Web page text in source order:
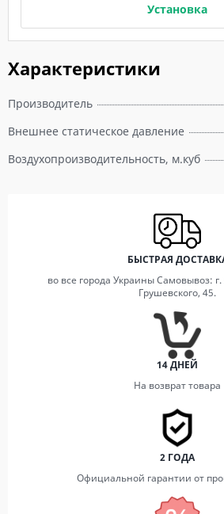
Характеристики
Производитель
Внешнее статическое давление
Воздухопроизводительность, м.куб
Установка
БЫСТРАЯ
во все города Украины Самовывоз:
Грушевского, 45.
14 ДНЕЙ
На возврат товара
2 ГОДА
Официальной гарантии от